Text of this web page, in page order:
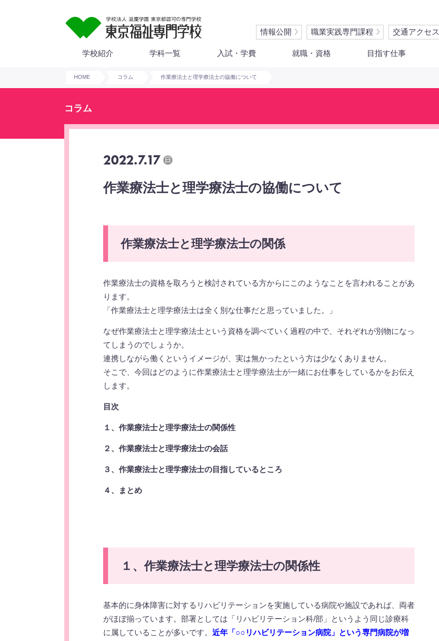
情報公開 職業実践専門課程 交通アクセス
学校紹介 学科一覧 入試・学費 就職・資格 目指す仕事
HOME コラム 作業療法士と理学療法士の協働について
コラム
2022.7.17 日
作業療法士と理学療法士の協働について
作業療法士と理学療法士の関係
作業療法士の資格を取ろうと検討されている方からにこのようなことを言われることがあ
ります。
「作業療法士と理学療法士は全く別な仕事だと思っていました。」
なぜ作業療法士と理学療法士という資格を調べていく過程の中で、それぞれが別物になっ
てしまうのでしょうか。
連携しながら働くというイメージが、実は無かったという方は少なくありません。
そこで、今回はどのように作業療法士と理学療法士が一緒にお仕事をしているかをお伝え
します。
目次
１、作業療法士と理学療法士の関係性
２、作業療法士と理学療法士の会話
３、作業療法士と理学療法士の目指しているところ
４、まとめ
１、作業療法士と理学療法士の関係性
基本的に身体障害に対するリハビリテーションを実施している病院や施設であれば、両者
がほぼ揃っています。部署としては「リハビリテーション科/部」というよう同じ診療科
に属していることが多いです。 近年「○○リハビリテーション病院」という専門病院が増